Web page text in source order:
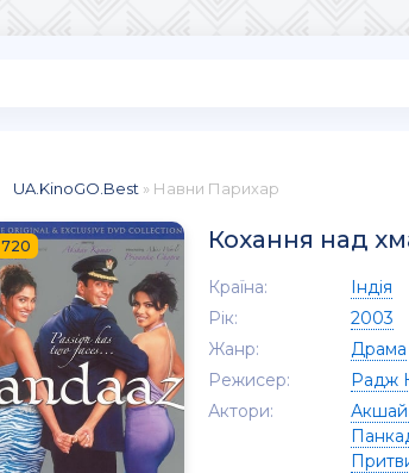
UA.KinoGO.Best » Навни Парихар
720 Кохання над
Країна:
Індія
Рік:
2003
Жанр:
Драма
Режисер:
Радж
Актори: